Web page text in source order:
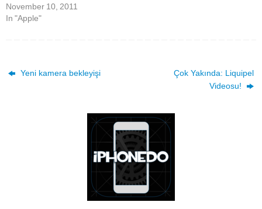
November 10, 2011
In "Apple"
Yeni kamera bekleyişi
Çok Yakında: Liquipel
Videosu!